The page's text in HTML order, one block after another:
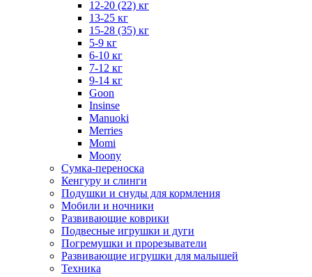
12-20 (22) кг
13-25 кг
15-28 (35) кг
5-9 кг
6-10 кг
7-12 кг
9-14 кг
Goon
Insinse
Manuoki
Merries
Momi
Moony
Сумка-переноска
Кенгуру и слинги
Подушки и снуды для кормления
Мобили и ночники
Развивающие коврики
Подвесные игрушки и дуги
Погремушки и прорезыватели
Развивающие игрушки для малышей
Техника